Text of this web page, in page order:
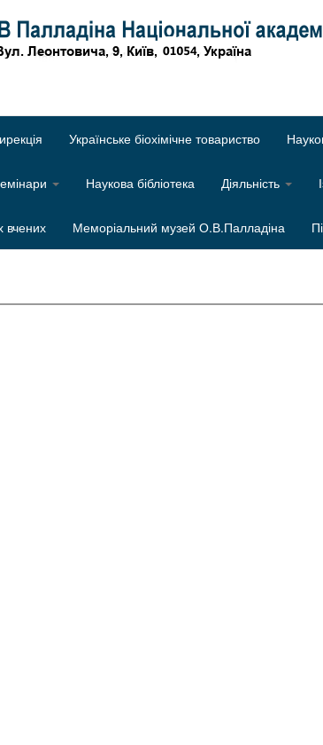
Українське біохімічне товариство
Наукова бібліотека Діяльність
вчених Меморіальний музей О.В.Палладіна